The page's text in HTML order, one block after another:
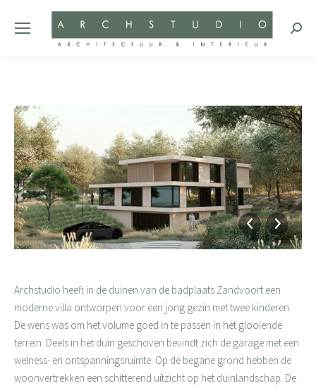
Archstudio heeft in de duinen van de badplaats Zandvoort een
moderne villa ontworpen voor een jong gezin met twee kinderen.
De wens was om het volume goed in te passen in het glooiende
terrein. Deels in het duin geschoven bevindt zich de garage met een
welness- en ontspanningsruimte. Op de begane grond hebben de
woonvertrekken een schitterend uitzicht op het duinlandschap. De